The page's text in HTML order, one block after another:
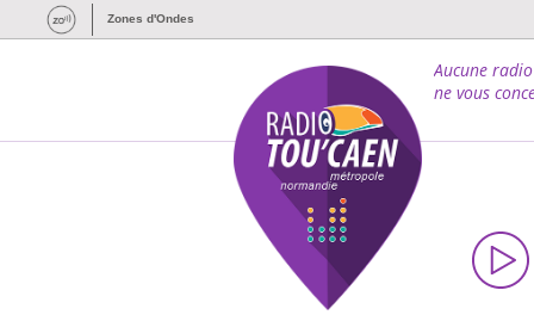
Zones d'Ondes
Aucune radio
ne vous